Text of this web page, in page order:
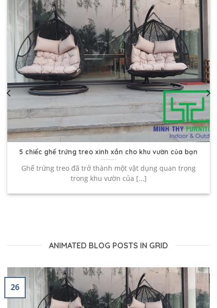
5 chiếc ghế trứng treo xinh xắn cho khu vườn của bạn
Ghế trứng treo đã trở thành một vật dụng quan trọng
trong khu vườn của [...]
ANIMATED BLOG POSTS IN GRID
26